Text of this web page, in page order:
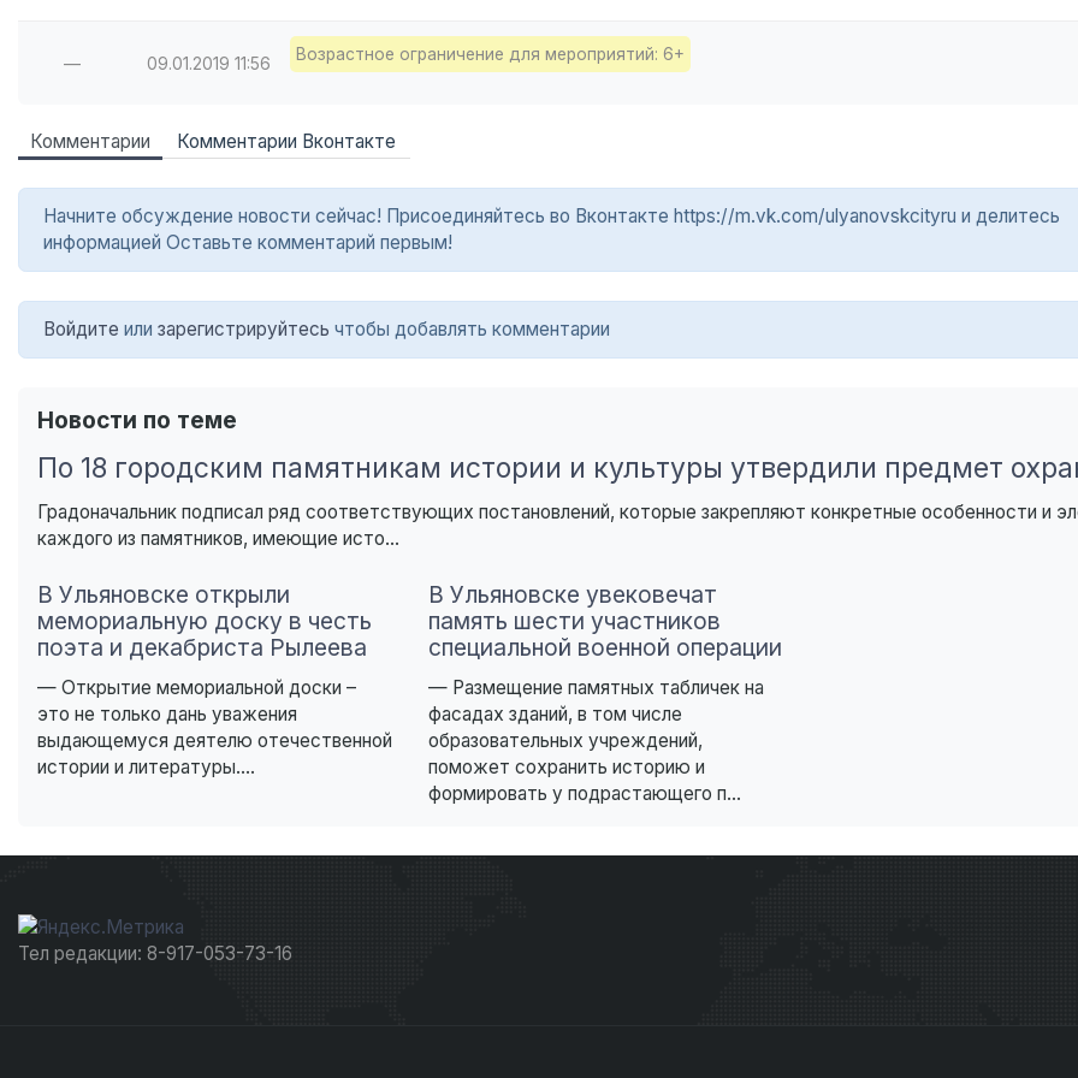
— 09.01.2019 11:56 Возрастное ограничение для мероприятий: 6+
Комментарии Комментарии Вконтакте
Начните обсуждение новости сейчас! Присоединяйтесь во Вконтакте https://m.vk.com/ulyanovskcityru и делитесь
информацией Оставьте комментарий первым!
Войдите или зарегистрируйтесь чтобы добавлять комментарии
Новости по теме
По 18 городским памятникам истории и культуры утвердили предмет
Градоначальник подписал ряд соответствующих постановлений, которые закрепляют конкретные особенности и
каждого из памятников, имеющие исто...
В Ульяновске открыли
мемориальную доску в честь
поэта и декабриста Рылеева
— Открытие мемориальной доски –
это не только дань уважения
выдающемуся деятелю отечественной
истории и литературы....
В Ульяновске увековечат
память шести участников
специальной военной операции
— Размещение памятных табличек на
фасадах зданий, в том числе
образовательных учреждений,
поможет сохранить историю и
формировать у подрастающего п...
Тел редакции: 8-917-053-73-16